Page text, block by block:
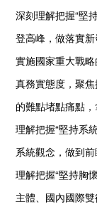
深刻理解把握“堅
登高峰，做落實
實施國家重大戰
真務實態度，聚
的難點堵點痛點
理解把握“堅持系
系統觀念，做到
理解把握“堅持胸
主體、國內國際